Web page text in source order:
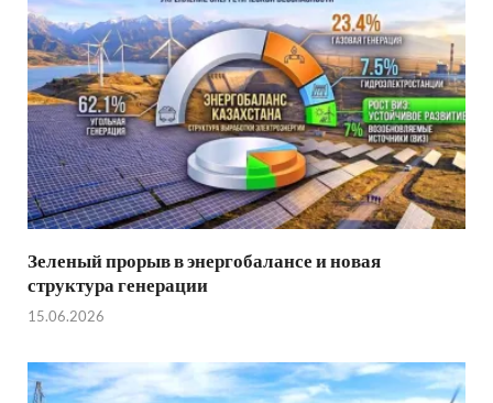
Зеленый прорыв в энергобалансе и новая
структура генерации
15.06.2026